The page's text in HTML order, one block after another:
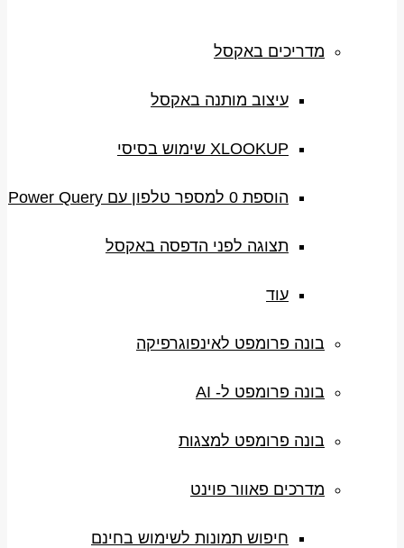
מדריכים באקסל
עיצוב מותנה באקסל
XLOOKUP שימוש בסיסי
הוספת 0 למספר טלפון עם Power Query
תצוגה לפני הדפסה באקסל
עוד
בונה פרומפט לאינפוגרפיקה
בונה פרומפט ל- AI
בונה פרומפט למצגות
מדרכים פאוור פוינט
חיפוש תמונות לשימוש בחינם